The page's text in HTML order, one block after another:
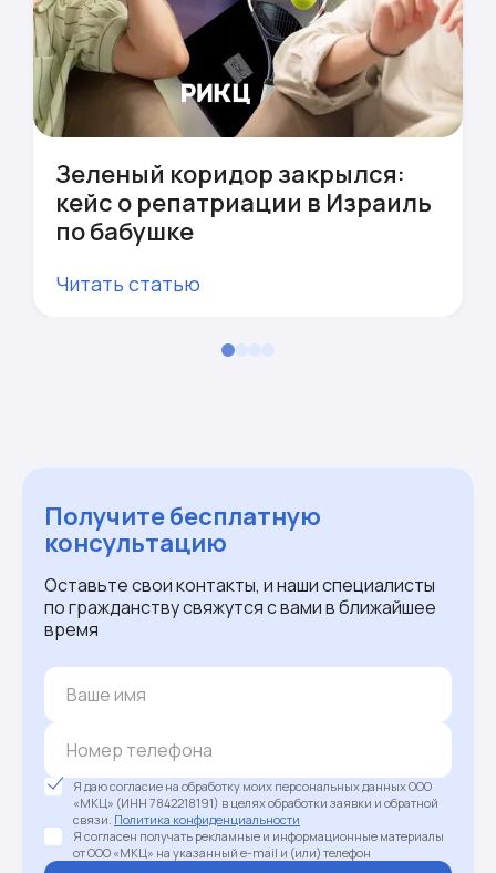
Зеленый коридор закрылся:
кейс о репатриации в Израиль
по бабушке
Читать статью
Получите бесплатную
консультацию
Оставьте свои контакты, и наши специалисты
по гражданству свяжутся с вами в ближайшее
время
Я даю согласие на обработку моих персональных данных ООО
«МКЦ» (ИНН 7842218191) в целях обработки заявки и обратной
связи. Политика конфиденциальности
Я согласен получать рекламные и информационные материалы
от ООО «МКЦ» на указанный e-mail и (или) телефон